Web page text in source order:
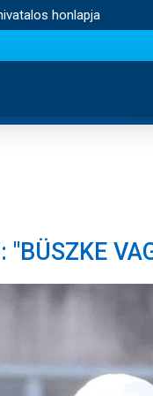
honlapja
"BÜSZKE